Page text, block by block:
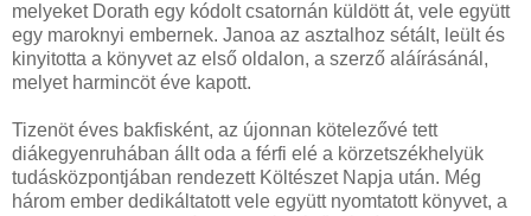
melyeket Dorath egy kódolt csatornán küldött át, vele együtt
egy maroknyi embernek. Janoa az asztalhoz sétált, leült és
kinyitotta a könyvet az első oldalon, a szerző aláírásánál,
melyet harmincöt éve kapott.
Tizenöt éves bakfisként, az újonnan kötelezővé tett
diákegyenruhában állt oda a férfi elé a körzetszékhelyük
tudásközpontjában rendezett Költészet Napja után. Még
három ember dedikáltatott vele együtt nyomtatott könyvet, a